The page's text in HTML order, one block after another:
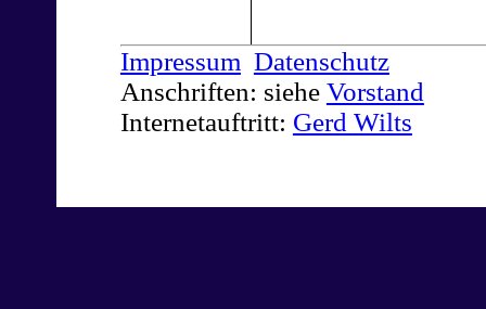
Impressum Datenschutz
Anschriften: siehe Vorstand
Internetauftritt: Gerd Wilts